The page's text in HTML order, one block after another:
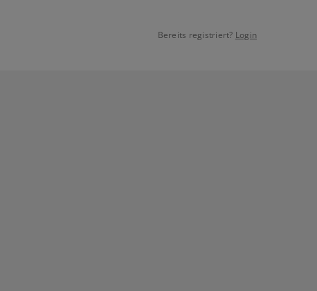
Bereits registriert? Login